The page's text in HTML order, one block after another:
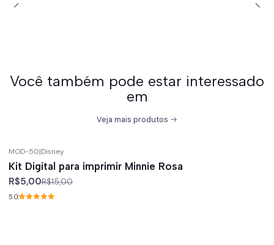
Você também pode estar interessado
em
Veja mais produtos
MOD-50|Disney
Kit Digital para imprimir Minnie Rosa
R$5,00R$15,00
5.0